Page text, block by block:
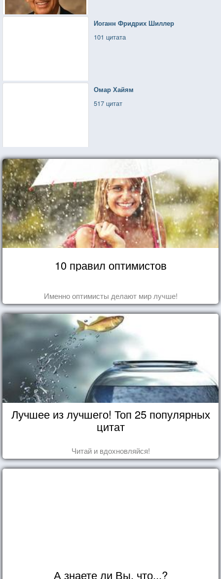
Иоганн Фридрих Шиллер
101 цитата
Омар Хайям
517 цитат
10 правил оптимистов
Именно оптимисты делают мир лучше!
Лучшее из лучшего! Топ 25 популярных
цитат
Читай и вдохновляйся!
А знаете ли Вы, что...?